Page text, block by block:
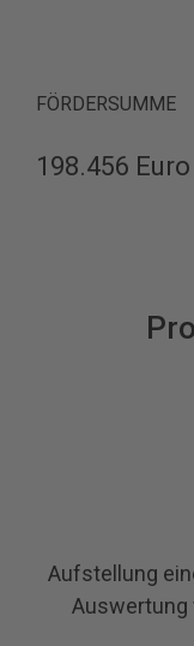
FÖRDERSUMME
198.456 Euro
Aufstellung
Auswertung